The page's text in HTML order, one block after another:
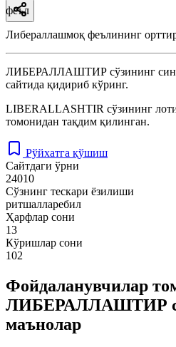
феъл
Либераллашмоқ феълининг
ЛИБЕРАЛЛАШТИР сўзининг
сайтида қидириб кўринг.
LIBERALLASHTIR сўзининг
томонидан тақдим қилинган.
Рўйхатга қўшиш
Сайтдаги ўрни
24010
Сўзнинг тескари ёзилиши
ритшалларебил
Ҳарфлар сони
13
Кўришлар сони
102
Фойдаланувчилар
ЛИБЕРАЛЛАШТИР
маънолар